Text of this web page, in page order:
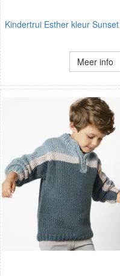
Kindertrui Esther kleur Sunset
Meer info